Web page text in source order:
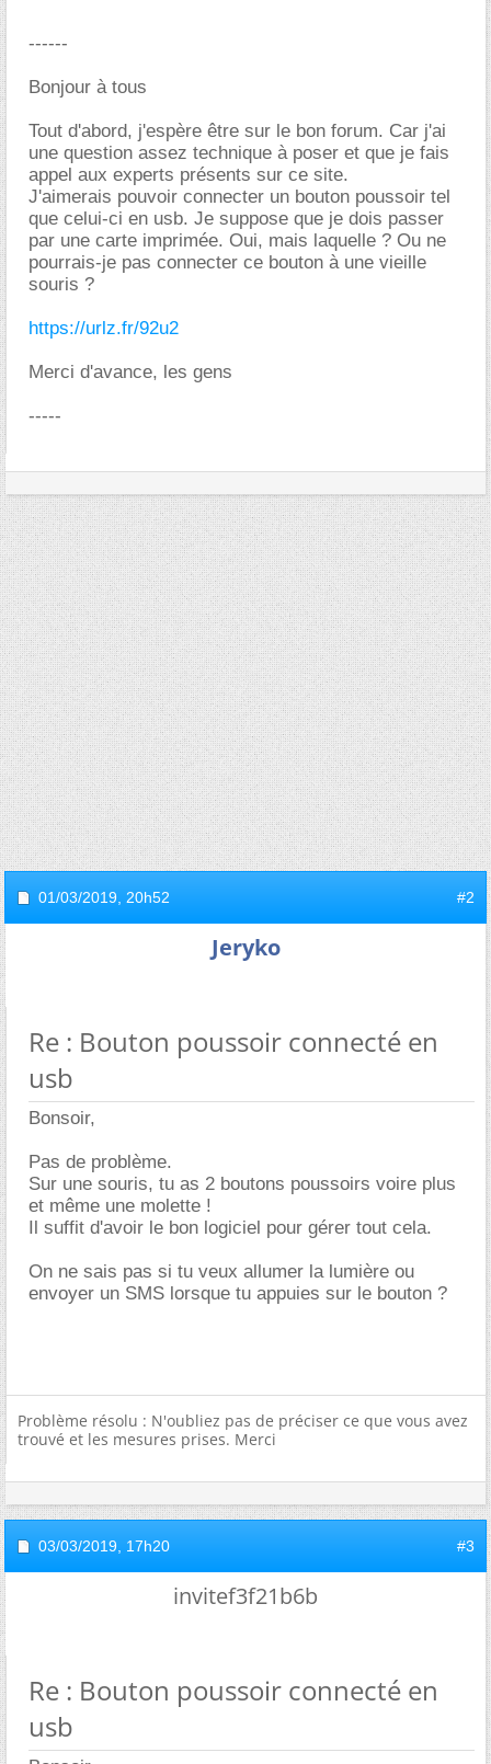
------
Bonjour à tous
Tout d'abord, j'espère être sur le bon forum. Car j'ai
une question assez technique à poser et que je fais
appel aux experts présents sur ce site.
J'aimerais pouvoir connecter un bouton poussoir tel
que celui-ci en usb. Je suppose que je dois passer
par une carte imprimée. Oui, mais laquelle ? Ou ne
pourrais-je pas connecter ce bouton à une vieille
souris ?
https://urlz.fr/92u2
Merci d'avance, les gens
-----
01/03/2019, 20h52 #2
Jeryko
Re : Bouton poussoir connecté en
usb
Bonsoir,
Pas de problème.
Sur une souris, tu as 2 boutons poussoirs voire plus
et même une molette !
Il suffit d'avoir le bon logiciel pour gérer tout cela.
On ne sais pas si tu veux allumer la lumière ou
envoyer un SMS lorsque tu appuies sur le bouton ?
Problème résolu : N'oubliez pas de préciser ce que vous avez
trouvé et les mesures prises. Merci
03/03/2019, 17h20 #3
invitef3f21b6b
Re : Bouton poussoir connecté en
usb